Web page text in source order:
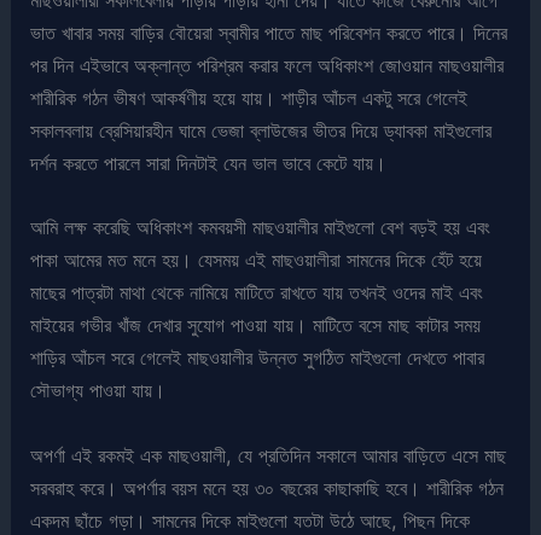
ভাত খাবার সময় বাড়ির বৌয়েরা স্বামীর পাতে মাছ পরিবেশন করতে পারে। দিনের
পর দিন এইভাবে অক্লান্ত পরিশ্রম করার ফলে অধিকাংশ জোওয়ান মাছওয়ালীর
শারীরিক গঠন ভীষণ আকর্ষণীয় হয়ে যায়। শাড়ীর আঁচল একটু সরে গেলেই
সকালবলায় ব্রেসিয়ারহীন ঘামে ভেজা ব্লাউজের ভীতর দিয়ে ড্যাবকা মাইগুলোর
দর্শন করতে পারলে সারা দিনটাই যেন ভাল ভাবে কেটে যায়।
আমি লক্ষ করেছি অধিকাংশ কমবয়সী মাছওয়ালীর মাইগুলো বেশ বড়ই হয় এবং
পাকা আমের মত মনে হয়। যেসময় এই মাছওয়ালীরা সামনের দিকে হেঁট হয়ে
মাছের পাত্রটা মাথা থেকে নামিয়ে মাটিতে রাখতে যায় তখনই ওদের মাই এবং
মাইয়ের গভীর খাঁজ দেখার সুযোগ পাওয়া যায়। মাটিতে বসে মাছ কাটার সময়
শাড়ির আঁচল সরে গেলেই মাছওয়ালীর উন্নত সুগঠিত মাইগুলো দেখতে পাবার
সৌভাগ্য পাওয়া যায়।
অপর্ণা এই রকমই এক মাছওয়ালী, যে প্রতিদিন সকালে আমার বাড়িতে এসে মাছ
সরবরাহ করে। অপর্ণার বয়স মনে হয় ৩০ বছরের কাছাকাছি হবে। শারীরিক গঠন
একদম ছাঁচে গড়া। সামনের দিকে মাইগুলো যতটা উঠে আছে, পিছন দিকে